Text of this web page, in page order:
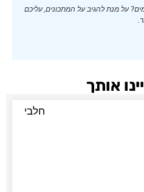
על מנת להגיב על המתכונים, עליכם
אותך
חלבי